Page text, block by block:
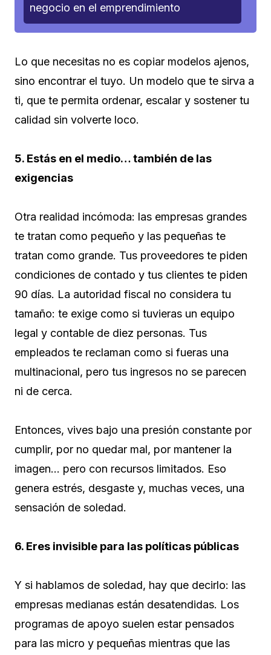
negocio en el emprendimiento
Lo que necesitas no es copiar modelos ajenos,
sino encontrar el tuyo. Un modelo que te sirva a
ti, que te permita ordenar, escalar y sostener tu
calidad sin volverte loco.
5. Estás en el medio… también de las
exigencias
Otra realidad incómoda: las empresas grandes
te tratan como pequeño y las pequeñas te
tratan como grande. Tus proveedores te piden
condiciones de contado y tus clientes te piden
90 días. La autoridad fiscal no considera tu
tamaño: te exige como si tuvieras un equipo
legal y contable de diez personas. Tus
empleados te reclaman como si fueras una
multinacional, pero tus ingresos no se parecen
ni de cerca.
Entonces, vives bajo una presión constante por
cumplir, por no quedar mal, por mantener la
imagen… pero con recursos limitados. Eso
genera estrés, desgaste y, muchas veces, una
sensación de soledad.
6. Eres invisible para las políticas públicas
Y si hablamos de soledad, hay que decirlo: las
empresas medianas están desatendidas. Los
programas de apoyo suelen estar pensados
para las micro y pequeñas mientras que las